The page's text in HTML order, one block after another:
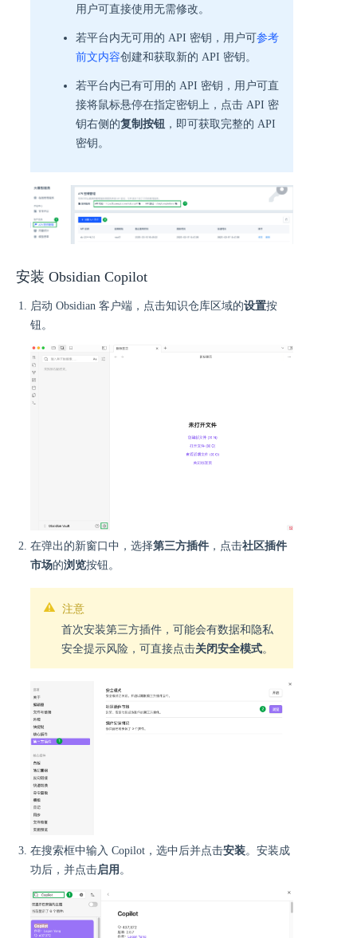
用户可直接使用无需修改。
若平台内无可用的 API 密钥，用户可参考
前文内容创建和获取新的 API 密钥。
若平台内已有可用的 API 密钥，用户可直
接将鼠标悬停在指定密钥上，点击 API 密
钥右侧的复制按钮 ，即可获取完整的 API
密钥。
安装 Obsidian Copilot
启动 Obsidian 客户端，点击知识仓库区域的设置按
钮。
在弹出的新窗口中，选择第三方插件 ，点击社区插件
市场的浏览按钮。
注意
首次安装第三方插件，可能会有数据和隐私
安全提示风险，可直接点击关闭安全模式。
在搜索框中输入 Copilot，选中后并点击安装。安装成
功后，并点击启用 。